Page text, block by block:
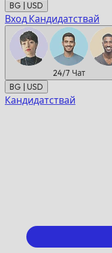
BG | USD
Вход Кандидатствай
24/7 Чат
BG | USD
Кандидатствай